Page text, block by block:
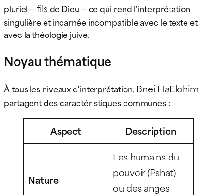
pluriel —filsde Dieu — ce qui rend l'interprétation
singulière et incarnée incompatible avec le texte et
avec la théologie juive.
Noyau thématique
À tous les niveaux d'interprétation, Bnei HaElohim
partagent des caractéristiques communes :
Aspect Description
Nature
Les humains du
pouvoir (Pshat)
ou des anges